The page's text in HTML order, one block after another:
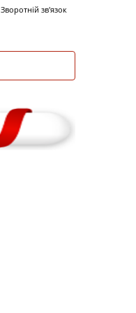
Зворотній зв'язок